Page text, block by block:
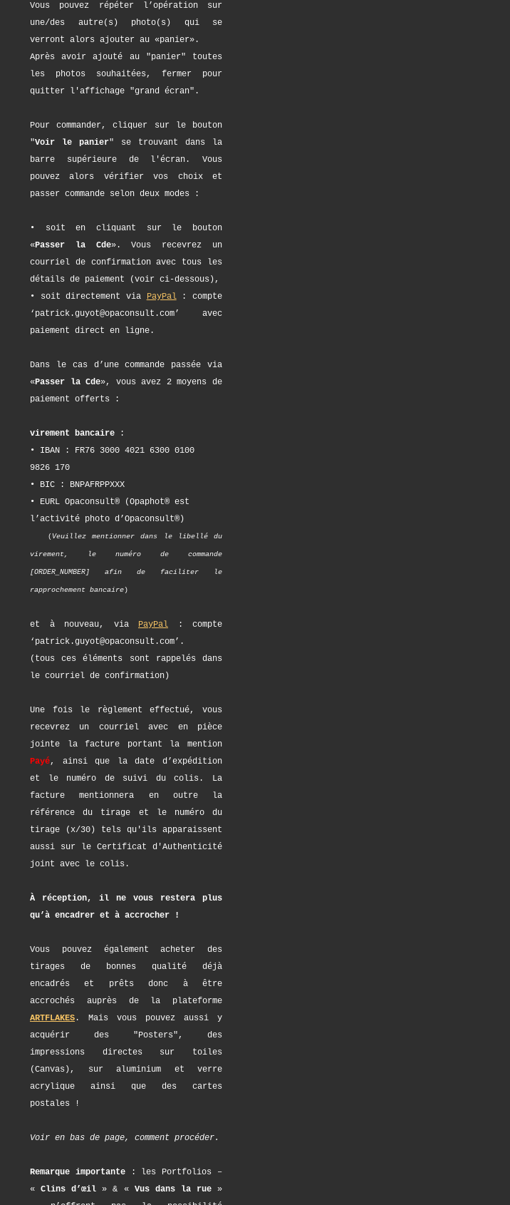
Vous pouvez répéter l’opération sur
une/des autre(s) photo(s) qui se
verront alors ajouter au «panier».
Après avoir ajouté au "panier" toutes
les photos souhaitées, fermer pour
quitter l'affichage "grand écran".
Pour commander, cliquer sur le bouton
"Voir le panier" se trouvant dans la
barre supérieure de l'écran. Vous
pouvez alors vérifier vos choix et
passer commande selon deux modes :
• soit en cliquant sur le bouton
«Passer la Cde». Vous recevrez un
courriel de confirmation avec tous les
détails de paiement (voir ci-dessous),
• soit directement via PayPal: compte
‘patrick.guyot@opaconsult.com’ avec
paiement direct en ligne.
Dans le cas d’une commande passée via
«Passer la Cde», vous avez 2 moyens de
paiement offerts :
virement bancaire :
• IBAN : FR76 3000 4021 6300 0100
9826 170
• BIC : BNPAFRPPXXX
• EURL Opaconsult® (Opaphot® est
l’activité photo d’Opaconsult®)
( Veuillez mentionner dans le libellé du
virement, le numéro de commande
[ORDER_NUMBER] afin de faciliter le
rapprochement bancaire)
et à nouveau, via PayPal : compte
‘patrick.guyot@opaconsult.com’.
(tous ces éléments sont rappelés dans
le courriel de confirmation)
Une fois le règlement effectué, vous
recevrez un courriel avec en pièce
jointe la facture portant la mention
Payé, ainsi que la date d’expédition
et le numéro de suivi du colis. La
facture mentionnera en outre la
référence du tirage et le numéro du
tirage (x/30) tels qu'ils apparaissent
aussi sur le Certificat d'Authenticité
joint avec le colis.
À réception, il ne vous restera plus
qu’à encadrer et à accrocher !
Vous pouvez également acheter des
tirages de bonnes qualité déjà
encadrés et prêts donc à être
accrochés auprès de la plateforme
ARTFLAKES . Mais vous pouvez aussi y
acquérir des "Posters", des
impressions directes sur toiles
(Canvas), sur aluminium et verre
acrylique ainsi que des cartes
postales !
Voir en bas de page, comment procéder.
Remarque importante: les Portfolios –
« Clins d’œil » & « Vus dans la rue»